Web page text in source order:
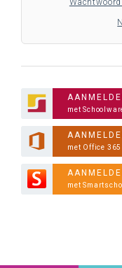
met
met Office 365
met